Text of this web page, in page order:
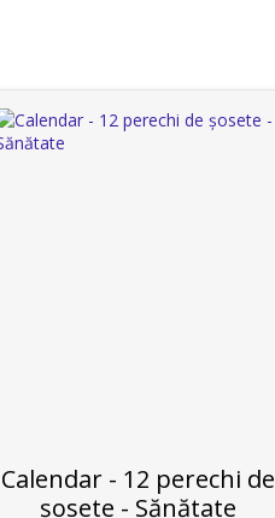
Calendar - 12 perechi de
șosete - Sănătate